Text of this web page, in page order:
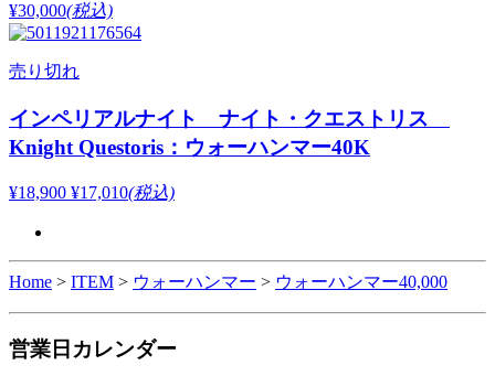
¥30,000(税込)
売り切れ
インペリアルナイト ナイト・クエストリス
Knight Questoris：ウォーハンマー40K
¥18,900 ¥17,010(税込)
Home > ITEM > ウォーハンマー > ウォーハンマー40,000
営業日カレンダー